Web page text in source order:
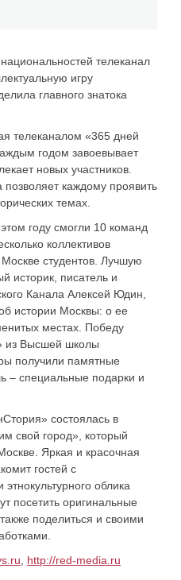
телеканал
игру
главного знатока
телеканалом «365 дней
годом завоевывает
новых участников.
позволяет каждому проявить
темах.
году смогли 10 команд
коллективов
студентов. Лучшую
историк, писатель и
Канала Алексей Юдин,
истории Москвы: о ее
местах. Победу
из Высшей школы
получили памятные
– специальные подарки и
состоялась в
свой город», который
Яркая и красочная
гостей с
облика
посетить оригинальные
поделиться и своими
http://red-media.ru